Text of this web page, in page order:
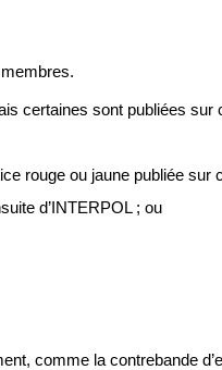
certaines sont publiées
rouge ou jaune publiée
d’INTERPOL ; ou
comme la contrebande